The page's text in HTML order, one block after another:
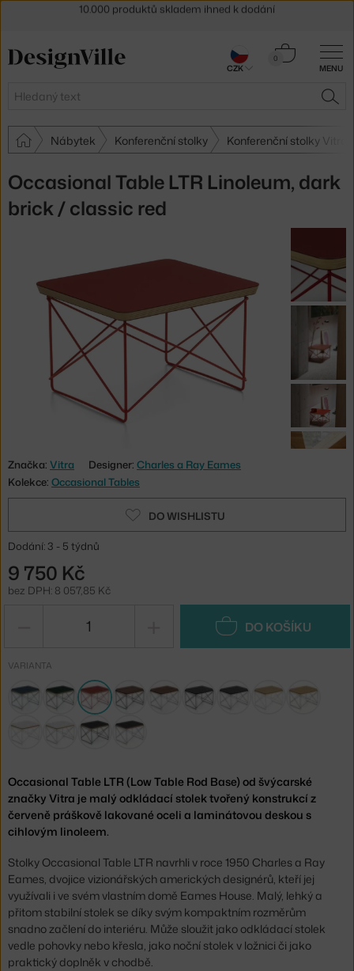
MENU
Hledat
0
Košík
Nábytek Konferenční stolky Konferenční stolky Vitra
Occasional Table LTR Linoleum, dark
brick / classic red
Značka: Vitra Designer: Charles a Ray Eames
Kolekce: Occasional Tables
DO WISHLISTU
Dodání: 3 - 5 týdnů
9 750 Kč
bez DPH: 8 057,85 Kč
DO KOŠÍKU
VARIANTA
Occasional Table LTR (Low Table Rod Base) od švýcarské
značky Vitra je malý odkládací stolek tvořený konstrukcí z
červeně práškově lakované oceli a laminátovou deskou s
cihlovým linoleem.
Stolky Occasional Table LTR navrhli v roce 1950 Charles a Ray
Eames, dvojice vizionářských amerických designérů, kteří jej
využívali i ve svém vlastním domě Eames House. Malý, lehký a
přitom stabilní stolek se díky svým kompaktním rozměrům
snadno začlení do interiéru. Může sloužit jako odkládací stolek
vedle pohovky nebo křesla, jako noční stolek v ložnici či jako
praktický doplněk v chodbě.
30 dní na vrácení zboží
CZK